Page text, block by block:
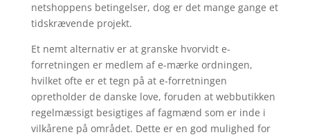
netshoppens betingelser, dog er det mange gange et
tidskrævende projekt.
Et nemt alternativ er at granske hvorvidt e-
forretningen er medlem af e-mærke ordningen,
hvilket ofte er et tegn på at e-forretningen
opretholder de danske love, foruden at webbutikken
regelmæssigt besigtiges af fagmænd som er inde i
vilkårene på området. Dette er en god mulighed for